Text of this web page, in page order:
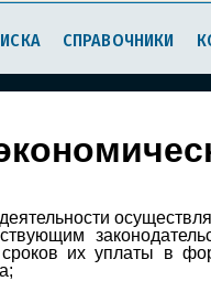
СПРАВОЧНИКИ
их уплаты в